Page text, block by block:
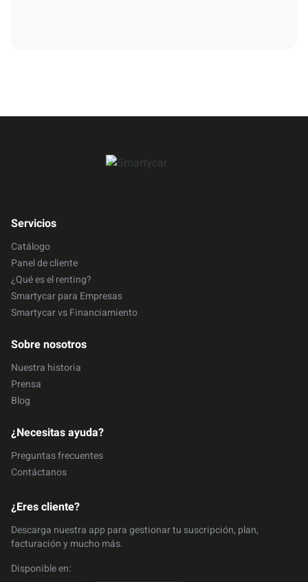
Servicios
Catálogo
Panel de cliente
¿Qué es el renting?
Smartycar para Empresas
Smartycar vs Financiamiento
Sobre nosotros
Nuestra historia
Prensa
Blog
¿Necesitas ayuda?
Preguntas frecuentes
Contáctanos
¿Eres cliente?
Descarga nuestra app para gestionar tu suscripción, plan,
facturación y mucho más.
Disponible en: